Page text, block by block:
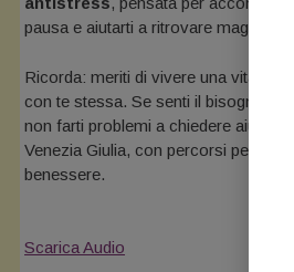
pausa e aiutarti a ritrovare maggiore
Ricorda: meriti di vivere una vita
con te stessa. Se senti il bisogno di
non farti problemi a chiedere aiuto:
Venezia Giulia, con percorsi pensati
benessere.
Scarica Audio